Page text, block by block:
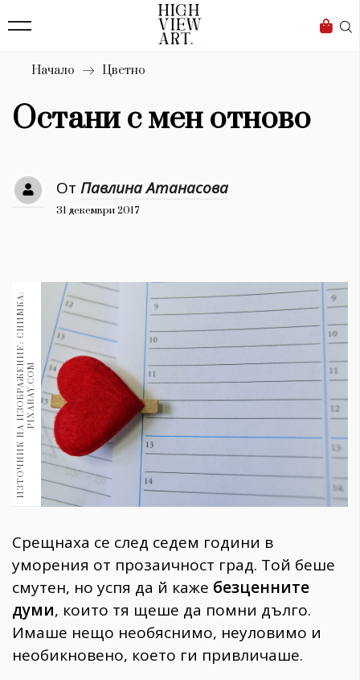
Бизнес
Мода
Dialogue
Красота
Дизайн
Книги
30+ 1970
Гурме 1709
Пътувай
389
Gentlemen
382
Wellness
1816
Начало Цветно
Остани с мен отново
От Павлина Атанасова
31 декември 2017
И
З
Т
О
Ч
Н
И
К
Н
А
И
З
О
Б
Р
А
Ж
Е
Н
И
Е
:
С
Н
И
М
К
А
:
P
I
X
A
B
A
Y
.
C
OM
Срещнаха се след седем години в
уморения от прозаичност град. Той беше
смутен, но успя да й каже безценните
думи, които тя щеше да помни дълго.
Имаше нещо необяснимо, неуловимо и
необикновено, което ги привличаше.